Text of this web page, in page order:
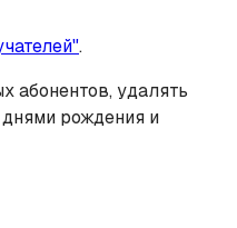
.
абонентов, удалять
днями рождения и